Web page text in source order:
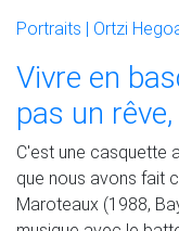
Portraits | Ortzi
Vivre en
pas un
C'est une casquette
que nous avons fait
Maroteaux (1988,